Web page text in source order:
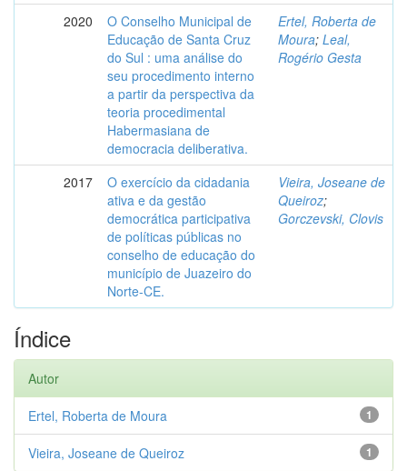
2020
O Conselho Municipal de
Educação de Santa Cruz
do Sul : uma análise do
seu procedimento interno
a partir da perspectiva da
teoria procedimental
Habermasiana de
democracia deliberativa.
Ertel, Roberta de
Moura; Leal,
Rogério Gesta
2017
O exercício da cidadania
ativa e da gestão
democrática participativa
de políticas públicas no
conselho de educação do
município de Juazeiro do
Norte-CE.
Vieira, Joseane de
Queiroz;
Gorczevski, Clovis
Índice
Autor
1
Ertel, Roberta de Moura
1
Vieira, Joseane de Queiroz